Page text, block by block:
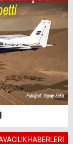
HABERLERİ